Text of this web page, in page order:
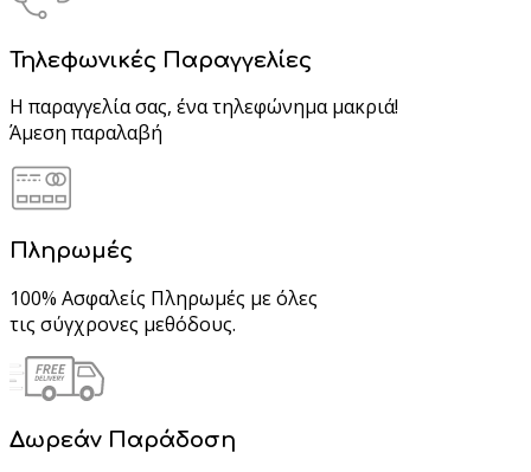
Τηλεφωνικές Παραγγελίες
Η παραγγελία σας, ένα τηλεφώνημα μακριά!
Άμεση παραλαβή
Πληρωμές
100% Ασφαλείς Πληρωμές με όλες
τις σύγχρονες μεθόδους.
Δωρεάν Παράδοση